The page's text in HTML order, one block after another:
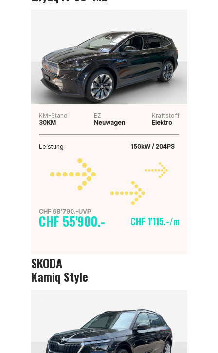
KM-Stand
30KM
EZ
Neuwagen
Kraftstoff
Elektro
Leistung 150kW / 204PS
CHF 68'790.-UVP
CHF 55'900.- CHF 1'115.-/m
SKODA
Kamiq Style